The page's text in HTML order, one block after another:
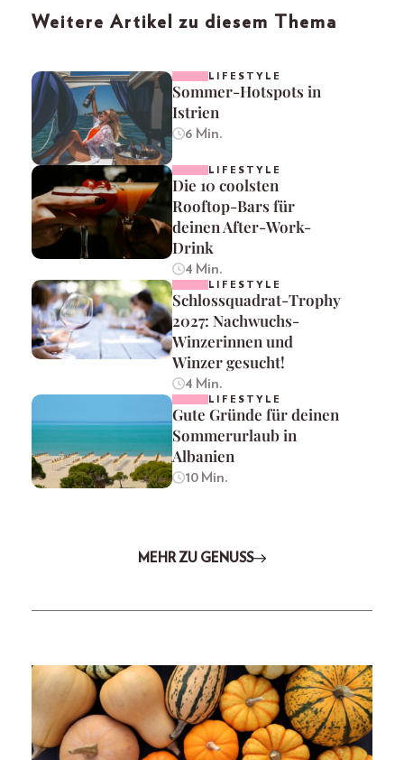
Weitere Artikel zu diesem Thema
LIFESTYLE
Sommer-Hotspots in
Istrien
6 Min.
LIFESTYLE
Die 10 coolsten
Rooftop-Bars für
deinen After-Work-
Drink
4 Min.
LIFESTYLE
Schlossquadrat-Trophy
2027: Nachwuchs-
Winzerinnen und
Winzer gesucht!
4 Min.
LIFESTYLE
Gute Gründe für deinen
Sommerurlaub in
Albanien
10 Min.
MEHR ZU GENUSS